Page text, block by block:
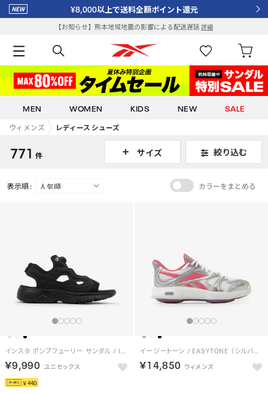
¥8,000以上で送料全額ポイント還元
【お知らせ】熊本地域地震の影響による配送遅延詳細
MEN WOMEN KIDS NEW SALE
ウィメンズ レディース シューズ
771 件 サイズ 絞り込む
表示順 : カラーをまとめる
インスタ ポンプフューリー サンダル / INSTAPUMP FURY SANDAL （ブラック）
￥9,990
￥440
イージートーン / EASYTONE （シルバー/ピンク）
￥14,850